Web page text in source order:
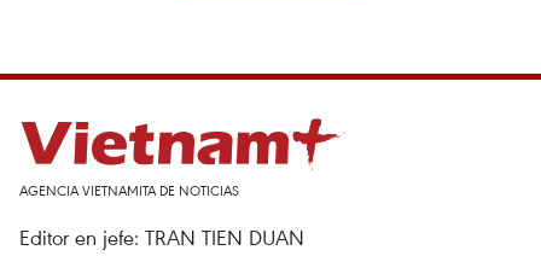
AGENCIA VIETNAMITA DE NOTICIAS
Editor en jefe: TRAN TIEN DUAN